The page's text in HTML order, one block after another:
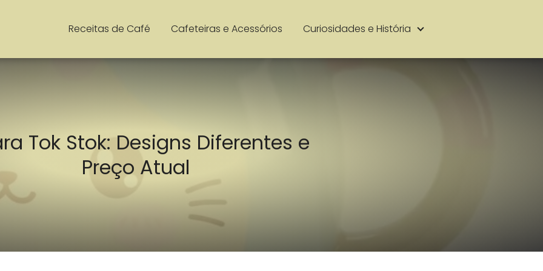
Receitas de Café Cafeteiras e Acessórios Curiosidades e História
Tok Stok: Designs Diferentes e
Preço Atual